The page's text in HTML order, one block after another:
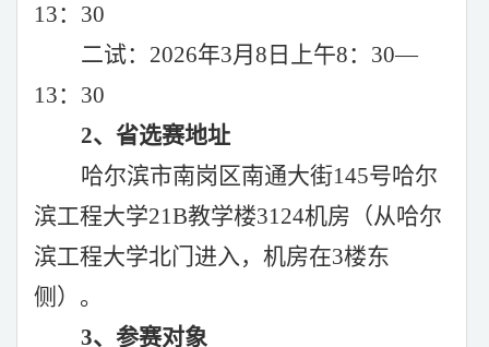
13： 30
二试： 2026年3月8日上午8：30—
13： 30
2、省选赛地址
哈尔滨市南岗区南通大街145号哈尔
滨工程大学21B教学楼3124机房（从哈尔
滨工程大学北门进入，机房在3楼东
侧）。
3、参赛对象